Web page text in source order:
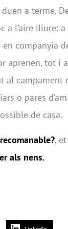
a terme.
a l’aire lliure: a
companyia
aprenen, tot i
campament
o pares
de casa.
,
als nens.